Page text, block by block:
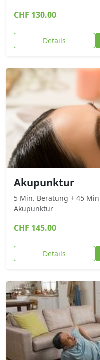
CHF 130.00
Details
Akupunktur
5 Min. Beratung + 45
Akupunktur
CHF 145.00
Details